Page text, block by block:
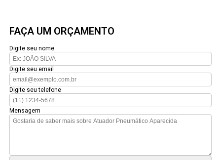
FAÇA UM ORÇAMENTO
Digite seu nome
Digite seu email
Digite seu telefone
Mensagem